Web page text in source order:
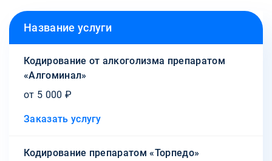
Название услуги
Кодирование от алкоголизма препаратом
«Алгоминал»
от 5 000 ₽
Заказать услугу
Кодирование препаратом «Торпедо»